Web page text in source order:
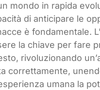
mondo in rapida
di anticipare le
è fondamentale.
la chiave per fare
rivoluzionando
correttamente,
umana la